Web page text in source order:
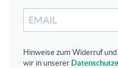
Hinweise zum Widerruf
wir in unserer